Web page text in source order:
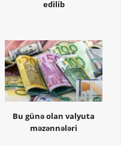
edilib
Bu günə olan valyuta
məzənnələri